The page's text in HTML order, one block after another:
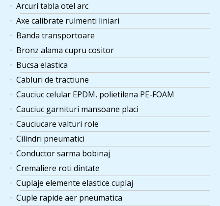
Arcuri tabla otel arc
Axe calibrate rulmenti liniari
Banda transportoare
Bronz alama cupru cositor
Bucsa elastica
Cabluri de tractiune
Cauciuc celular EPDM, polietilena PE-FOAM
Cauciuc garnituri mansoane placi
Cauciucare valturi role
Cilindri pneumatici
Conductor sarma bobinaj
Cremaliere roti dintate
Cuplaje elemente elastice cuplaj
Cuple rapide aer pneumatica